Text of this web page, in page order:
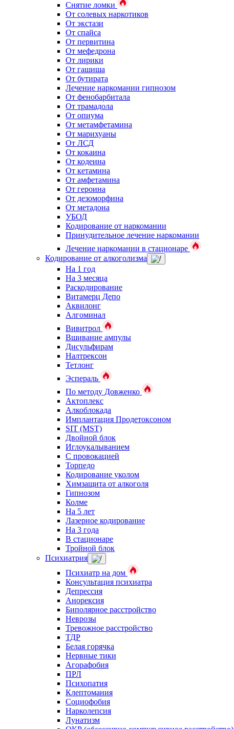
Снятие ломки
От солевых наркотиков
От экстази
От спайса
От первитина
От мефедрона
От лирики
От гашиша
От бутирата
Лечение наркомании гипнозом
От фенобарбитала
От трамадола
От опиума
От метамфетамина
От марихуаны
От ЛСД
От кокаина
От кодеина
От кетамина
От амфетамина
От героина
От дезоморфина
От метадона
УБОД
Кодирование от наркомании
Принудительное лечение наркомании
Лечение наркомании в стационаре
Кодирование от алкоголизма
На 1 год
На 3 месяца
Раскодирование
Витамерц Депо
Аквилонг
Алгоминал
Вивитрол
Вшивание ампулы
Дисульфирам
Налтрексон
Тетлонг
Эспераль
По методу Довженко
Актоплекс
Алкоблокада
Имплантация Продетоксоном
SIT (MST)
Двойной блок
Иглоукалыванием
С провокацией
Торпедо
Кодирование уколом
Химзащита от алкоголя
Гипнозом
Колме
На 5 лет
Лазерное кодирование
На 3 года
В стационаре
Тройной блок
Психиатрия
Психиатр на дом
Консультация психиатра
Депрессия
Анорексия
Биполярное расстройство
Неврозы
Тревожное расстройство
ТДР
Белая горячка
Нервные тики
Агорафобия
ПРЛ
Психопатия
Клептомания
Социофобия
Нарколепсия
Лунатизм